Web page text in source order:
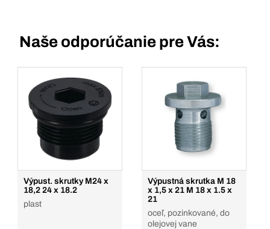
Naše odporúčanie pre Vás:
Výpust. skrutky M24 x
18,2 24 x 18.2
plast
Výpustná skrutka M 18
x 1,5 x 21 M 18 x 1.5 x
21
oceľ, pozinkované, do
olejovej vane